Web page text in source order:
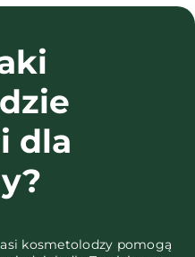
dla
kosmetolodzy pomogą